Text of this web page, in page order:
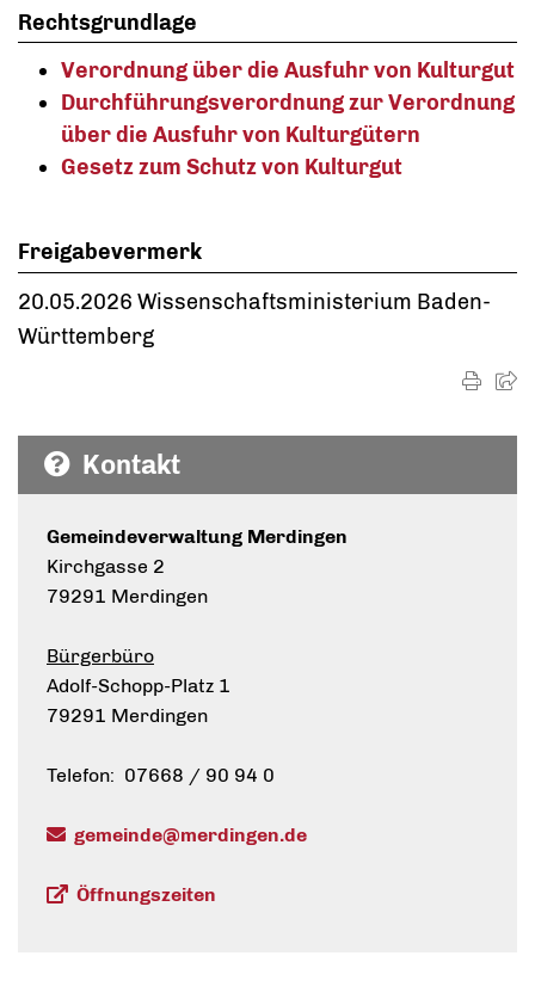
Rechtsgrundlage
Verordnung über die Ausfuhr von Kulturgut
Durchführungsverordnungzur Verordnung
über die Ausfuhr von Kulturgütern
Gesetz zum Schutz von Kulturgut
Freigabevermerk
20.05.2026 Wissenschaftsministerium Baden-
Württemberg
Kontakt
Gemeindeverwaltung Merdingen
Kirchgasse 2
79291 Merdingen
Bürgerbüro
Adolf-Schopp-Platz 1
79291 Merdingen
Telefon: 07668 / 90 94 0
gemeinde@merdingen.de
Öffnungszeiten